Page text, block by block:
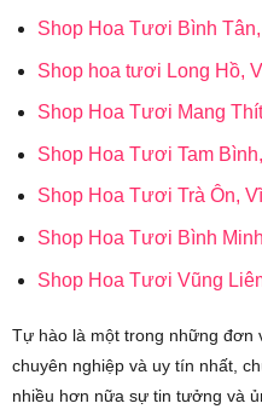
Shop Hoa Tươi Bình
Shop hoa tươi Long Hồ,
Shop Hoa Tươi Mang
Shop Hoa Tươi Tam
Shop Hoa Tươi Trà Ôn,
Shop Hoa Tươi Bình
Shop Hoa Tươi Vũng
Tự hào là một trong những đơn
chuyên nghiệp và uy tín nhất,
nhiều hơn nữa sự tin tưởng và